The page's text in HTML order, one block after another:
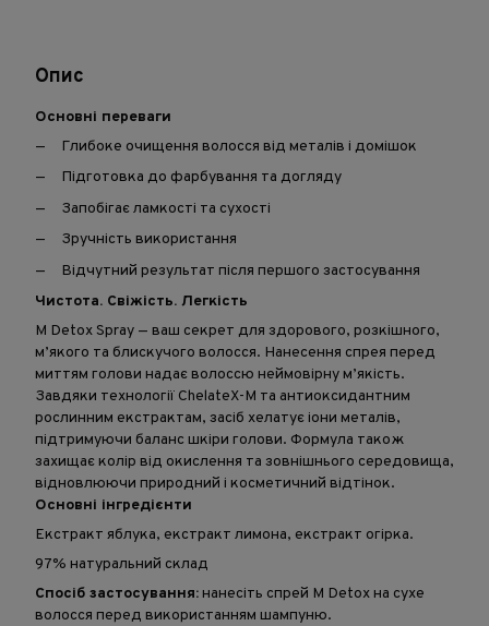
Опис
Основні переваги
Глибоке очищення волосся від металів і домішок
Підготовка до фарбування та догляду
Запобігає ламкості та сухості
Зручність використання
Відчутний результат після першого застосування
Чистота. Свіжість. Легкість
M Detox Spray — ваш секрет для здорового, розкішного,
м’якого та блискучого волосся. Нанесення спрея перед
миттям голови надає волоссю неймовірну м’якість.
Завдяки технології ChelateX-M та антиоксидантним
рослинним екстрактам, засіб хелатує іони металів,
підтримуючи баланс шкіри голови. Формула також
захищає колір від окислення та зовнішнього середовища,
відновлюючи природний і косметичний відтінок.
Основні інгредієнти
Екстракт яблука, екстракт лимона, екстракт огірка.
97% натуральний склад
Спосіб застосування:нанесіть спрей M Detox на сухе
волосся перед використанням шампуню.